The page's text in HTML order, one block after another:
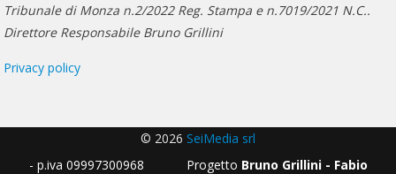
Tribunale di Monza n.2/2022 Reg. Stampa e n.7019/2021 N.C..
Direttore Responsabile Bruno Grillini
Privacy policy
© 2026 SeiMedia srl
- p.iva 09997300968 Progetto Bruno Grillini - Fabio